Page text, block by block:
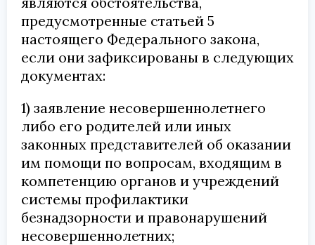
предусмотренные статьей 5
настоящего Федерального закона,
если они зафиксированы в следующих
документах:
1) заявление несовершеннолетнего
либо его родителей или иных
законных представителей об оказании
им помощи по вопросам, входящим в
компетенцию органов и учреждений
системы профилактики
безнадзорности и правонарушений
несовершеннолетних;